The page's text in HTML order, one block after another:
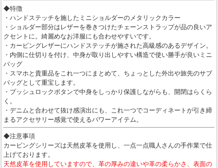
◆特徴
・ハンドステッチを施したミニショルダーのメタリックカラー
・ショルダー部分はレザーを巻きつけたチェーンストラップが品の良いア
クセントに。綺麗めなお洋服にも合わせやすいです。
・カービングレザーにハンドステッチが施された高級感のあるデザイン。
・内側に仕切りを付け、中身が取り出しやすい構造で使い勝手が良いミニ
バッグ
・スマホと貴重品をこれ一つにまとめて、ちょっとした外出や旅先のサブ
バッグとして重宝します。
・プッシュロックボタンで中身をしっかり保護しながらも、開閉はらくら
く。
・デニムと合わせて抜け感演出にも、これ一つでコーディネートが引き締
まるアクセサリー感覚で使えるパワーアイテム。
◆注意事項
カービングシリーズは天然皮革を使用し、一点一点職人さんの手作業で仕
上げております。
天然皮革を使用していますので、革の厚みの違いや革の柔らかさ、表面の